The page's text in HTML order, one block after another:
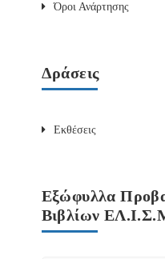
Όροι Ανάρτησης
Δράσεις
Εκθέσεις
Εξώφυλλα
Βιβλίων